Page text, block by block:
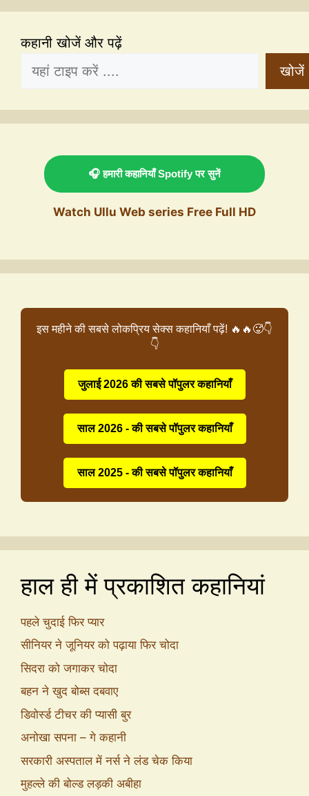
कहानी खोजें और पढ़ें
खोजें
🎧 हमारी कहानियाँ Spotify पर सुनें
Watch Ullu Web series Free Full HD
इस महीने की सबसे लोकप्रिय सेक्स कहानियाँ पढ़ें! 🔥🔥🥵👇
👇
जुलाई 2026 की सबसे पॉपुलर कहानियाँ
साल 2026 - की सबसे पॉपुलर कहानियाँ
साल 2025 - की सबसे पॉपुलर कहानियाँ
हाल ही में प्रकाशित कहानियां
पहले चुदाई फिर प्यार
सीनियर ने जूनियर को पढ़ाया फिर चोदा
सिदरा को जगाकर चोदा
बहन ने खुद बोब्स दबवाए
डिवोर्स्ड टीचर की प्यासी बुर
अनोखा सपना – गे कहानी
सरकारी अस्पताल में नर्स ने लंड चेक किया
मुहल्ले की बोल्ड लड़की अबीहा